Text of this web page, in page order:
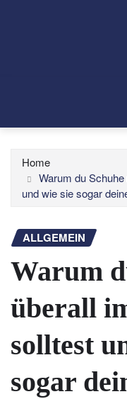
Home
Warum du
und wie sie sogar
ALLGEMEIN
Warum
überall
solltest
sogar